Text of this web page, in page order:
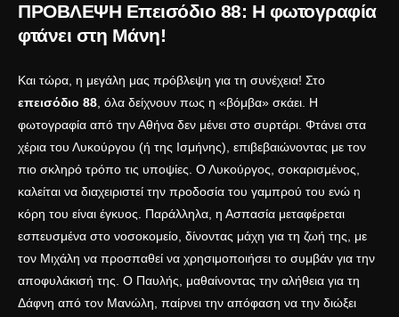
ΠΡΟΒΛΕΨΗ Επεισόδιο 88: Η φωτογραφία
φτάνει στη Μάνη!
Και τώρα, η μεγάλη μας πρόβλεψη για τη συνέχεια! Στο
επεισόδιο 88, όλα δείχνουν πως η «βόμβα» σκάει. Η
φωτογραφία από την Αθήνα δεν μένει στο συρτάρι. Φτάνει στα
χέρια του Λυκούργου (ή της Ισμήνης), επιβεβαιώνοντας με τον
πιο σκληρό τρόπο τις υποψίες. Ο Λυκούργος, σοκαρισμένος,
καλείται να διαχειριστεί την προδοσία του γαμπρού του ενώ η
κόρη του είναι έγκυος. Παράλληλα, η Ασπασία μεταφέρεται
εσπευσμένα στο νοσοκομείο, δίνοντας μάχη για τη ζωή της, με
τον Μιχάλη να προσπαθεί να χρησιμοποιήσει το συμβάν για την
αποφυλάκισή της. Ο Παυλής, μαθαίνοντας την αλήθεια για τη
Δάφνη από τον Μανώλη, παίρνει την απόφαση να την διώξει